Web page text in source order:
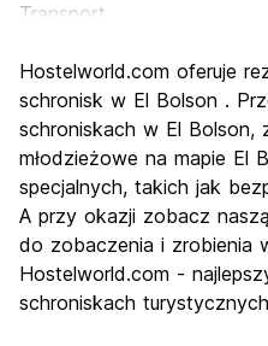
Transport
Kultura
Imprezy
Najlepsza wartość
Hostelworld.com oferuje
schronisk w El Bolson .
schroniskach w El Bolson,
młodzieżowe na mapie El
specjalnych, takich jak
A przy okazji zobacz
do zobaczenia i zrobienia
Hostelworld.com -
schroniskach